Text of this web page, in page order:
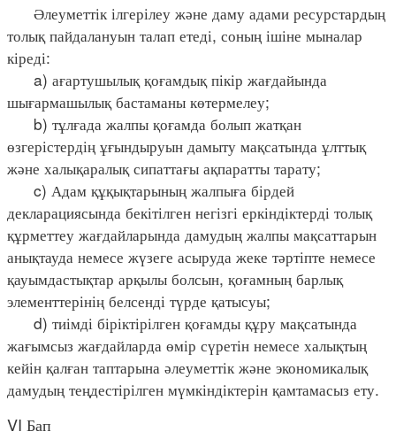
Әлеуметтік ілгерілеу және даму адами ресурстардың
толық пайдалануын талап етеді, соның ішіне мыналар
кіреді:
a) ағартушылық қоғамдық пікір жағдайында
шығармашылық бастаманы көтермелеу;
b) тұлғада жалпы қоғамда болып жатқан
өзгерістердің ұғындыруын дамыту мақсатында ұлттық
және халықаралық сипаттағы ақпаратты тарату;
c) Адам құқықтарының жалпыға бірдей
декларациясында бекітілген негізгі еркіндіктерді толық
құрметтеу жағдайларында дамудың жалпы мақсаттарын
анықтауда немесе жүзеге асыруда жеке тәртіпте немесе
қауымдастықтар арқылы болсын, қоғамның барлық
элементтерінің белсенді түрде қатысуы;
d) тиімді біріктірілген қоғамды құру мақсатында
жағымсыз жағдайларда өмір сүретін немесе халықтың
кейін қалған таптарына әлеуметтік және экономикалық
дамудың теңдестірілген мүмкіндіктерін қамтамасыз ету.
VI Бап